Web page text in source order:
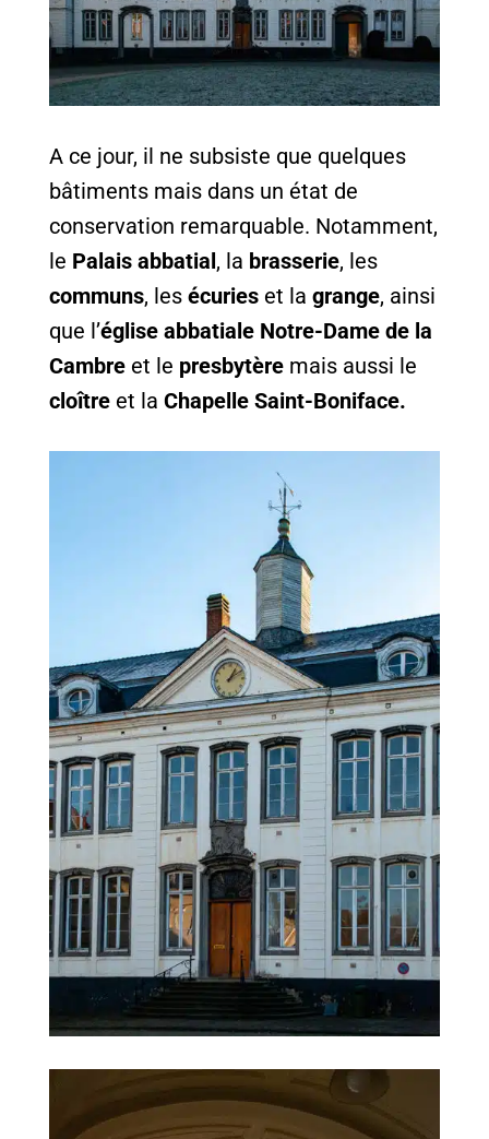
A ce jour, il ne subsiste que quelques
bâtiments mais dans un état de
conservation remarquable. Notamment,
le Palais abbatial , la brasserie, les
communs, les écurieset la grange, ainsi
que l’église abbatiale Notre-Dame de la
Cambreet le presbytèremais aussi le
cloîtreet la Chapelle Saint-Boniface.